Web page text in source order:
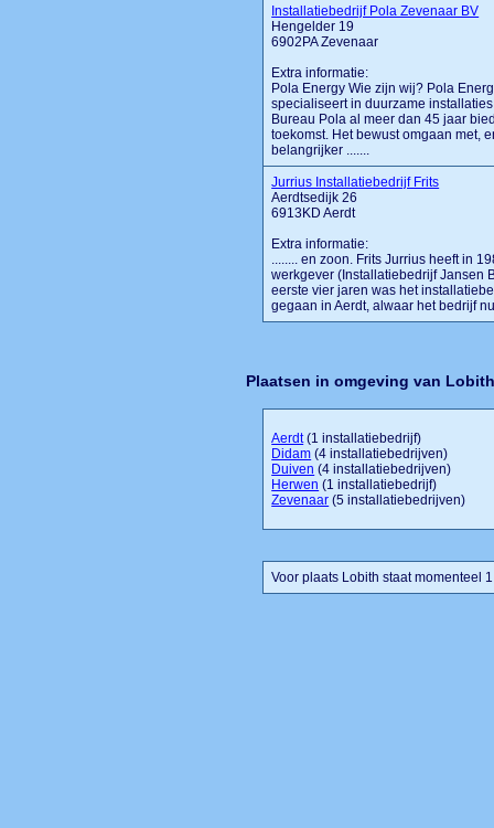
Installatiebedrijf Pola Zevenaar BV
Hengelder 19
6902PA Zevenaar
Extra informatie:
Pola Energy Wie zijn wij? Pola
specialiseert in duurzame
Bureau Pola al meer dan 45 jaar
toekomst. Het bewust omgaan met,
belangrijker .......
Jurrius Installatiebedrijf Frits
Aerdtsedijk 26
6913KD Aerdt
Extra informatie:
........ en zoon. Frits Jurrius heeft in
werkgever (Installatiebedrijf Jansen
eerste vier jaren was het
gegaan in Aerdt, alwaar het bedrijf
Plaatsen in omgeving van
Aerdt(1 installatiebedrijf)
Didam (4 installatiebedrijven)
Duiven (4 installatiebedrijven)
Herwen (1 installatiebedrijf)
Zevenaar (5 installatiebedrijven)
Voor plaats Lobith staat momenteel